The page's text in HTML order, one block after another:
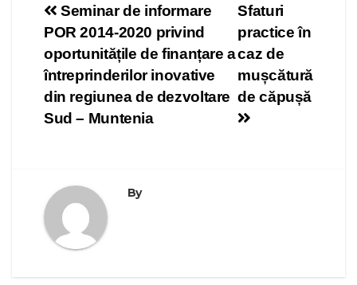
Navigare
în
articole
Sfaturi
practice în
caz de
mușcătură
de căpușă
Seminar de informare
POR 2014-2020 privind
oportunitățile de finanțare a
întreprinderilor inovative
din regiunea de dezvoltare
Sud – Muntenia
By